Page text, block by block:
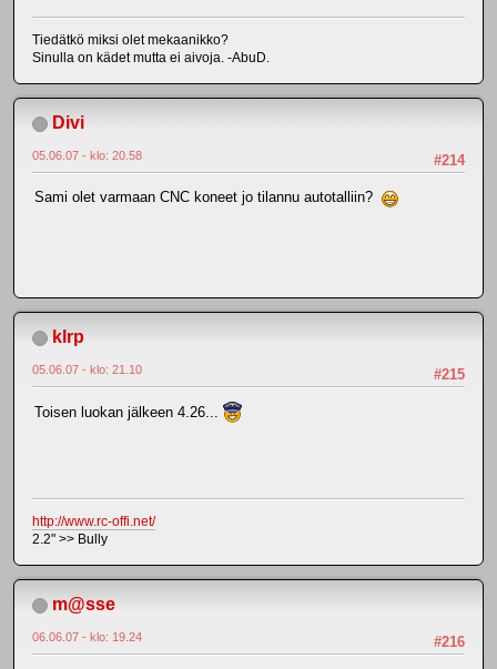
Tiedätkö miksi olet mekaanikko?
Sinulla on kädet mutta ei aivoja. -AbuD.
Divi
#214
05.06.07 - klo: 20.58
Sami olet varmaan CNC koneet jo tilannu autotalliin?
klrp
#215
05.06.07 - klo: 21.10
Toisen luokan jälkeen 4.26...
http://www.rc-offi.net/
2.2" >> Bully
m@sse
#216
06.06.07 - klo: 19.24